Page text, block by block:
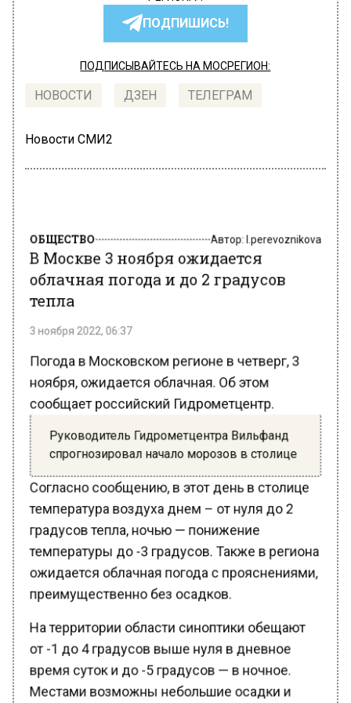
ПОДПИШИСЬ!
ПОДПИСЫВАЙТЕСЬ НА МОСРЕГИОН:
НОВОСТИ ДЗЕН ТЕЛЕГРАМ
Новости СМИ2
В Москве 3 ноября ожидается
облачная погода и до 2 градусов
тепла
ноября, ожидается облачная. Об этом
сообщает российский Гидрометцентр.
спрогнозировал начало морозов в столице
Согласно сообщению, в этот день в столице
температура воздуха днем – от нуля до 2
градусов тепла, ночью — понижение
температуры до -3 градусов. Также в региона
ожидается облачная погода с прояснениями,
преимущественно без осадков.
На территории области синоптики обещают
от -1 до 4 градусов выше нуля в дневное
время суток и до -5 градусов — в ночное.
Местами возможны небольшие осадки и